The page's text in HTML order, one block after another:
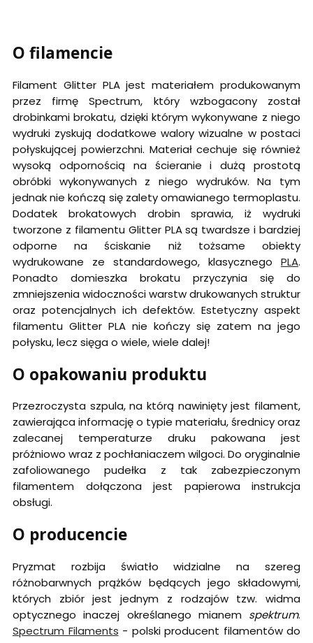
O filamencie
Filament Glitter PLA jest materiałem produkowanym
przez firmę Spectrum, który wzbogacony został
drobinkami brokatu, dzięki którym wykonywane z niego
wydruki zyskują dodatkowe walory wizualne w postaci
połyskującej powierzchni. Materiał cechuje się również
wysoką odpornością na ścieranie i dużą prostotą
obróbki wykonywanych z niego wydruków. Na tym
jednak nie kończą się zalety omawianego termoplastu.
Dodatek brokatowych drobin sprawia, iż wydruki
tworzone z filamentu Glitter PLA są twardsze i bardziej
odporne na ściskanie niż tożsame obiekty
wydrukowane ze standardowego, klasycznego PLA.
Ponadto domieszka brokatu przyczynia się do
zmniejszenia widoczności warstw drukowanych struktur
oraz potencjalnych ich defektów. Estetyczny aspekt
filamentu Glitter PLA nie kończy się zatem na jego
połysku, lecz sięga o wiele, wiele dalej!
O opakowaniu produktu
Przezroczysta szpula, na którą nawinięty jest filament,
zawierająca informację o typie materiału, średnicy oraz
zalecanej temperaturze druku pakowana jest
próżniowo wraz z pochłaniaczem wilgoci. Do oryginalnie
zafoliowanego pudełka z tak zabezpieczonym
filamentem dołączona jest papierowa instrukcja
obsługi.
O producencie
Pryzmat rozbija światło widzialne na szereg
różnobarwnych prążków będących jego składowymi,
których zbiór jest jednym z rodzajów tzw. widma
optycznego inaczej określanego mianem spektrum.
Spectrum Filaments - polski producent filamentów do